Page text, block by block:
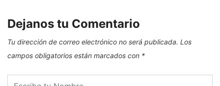
Dejanos tu Comentario
Tu dirección de correo electrónico no será publicada. Los
campos obligatorios están marcados con *